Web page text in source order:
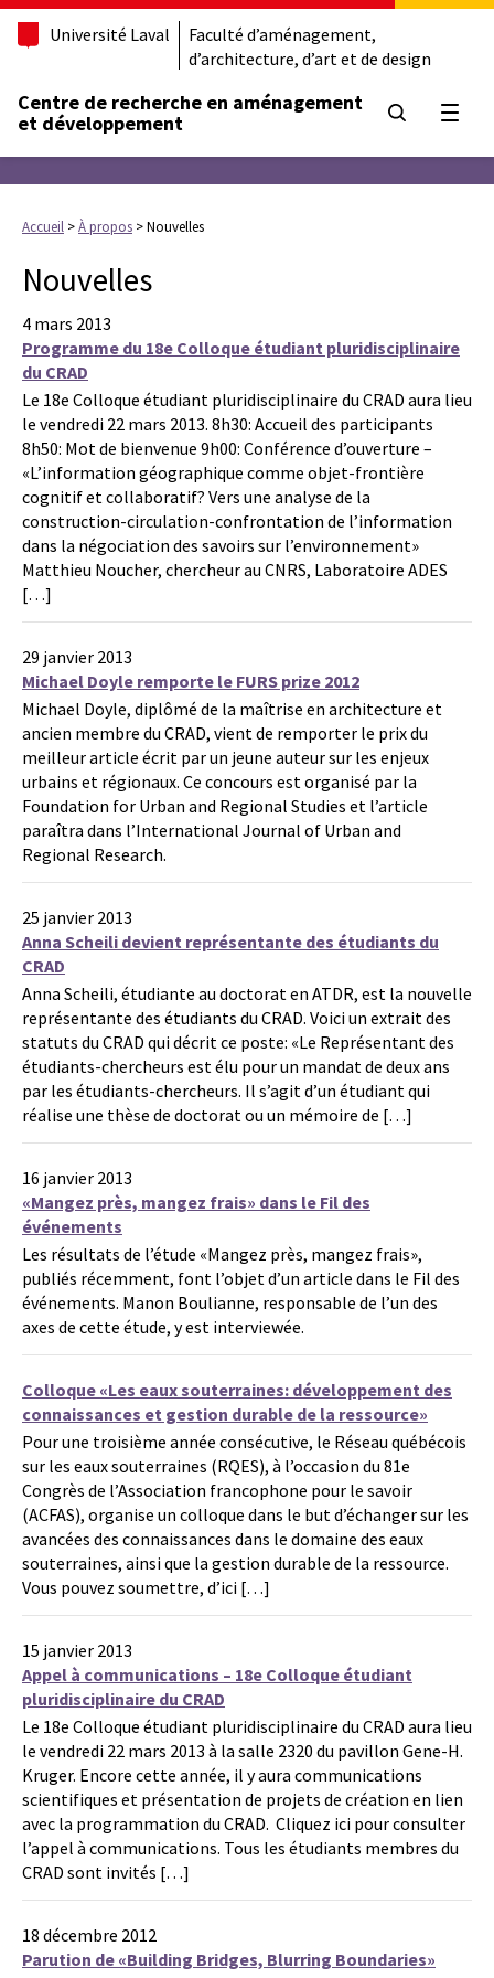
Université Laval
Faculté d’aménagement,
d’architecture, d’art et de design
Centre de recherche en aménagement
et développement
Accueil >À propos >Nouvelles
Nouvelles
4 mars 2013
Programme du 18e Colloque étudiant pluridisciplinaire
du CRAD
Le 18e Colloque étudiant pluridisciplinaire du CRAD aura lieu
le vendredi 22 mars 2013. 8h30: Accueil des participants
8h50: Mot de bienvenue 9h00: Conférence d’ouverture –
«L’information géographique comme objet-frontière
cognitif et collaboratif? Vers une analyse de la
construction-circulation-confrontation de l’information
dans la négociation des savoirs sur l’environnement»
Matthieu Noucher, chercheur au CNRS, Laboratoire ADES
[…]
29 janvier 2013
Michael Doyle remporte le FURS prize 2012
Michael Doyle, diplômé de la maîtrise en architecture et
ancien membre du CRAD, vient de remporter le prix du
meilleur article écrit par un jeune auteur sur les enjeux
urbains et régionaux. Ce concours est organisé par la
Foundation for Urban and Regional Studies et l’article
paraîtra dans l’International Journal of Urban and
Regional Research.
25 janvier 2013
Anna Scheili devient représentante des étudiants du
CRAD
Anna Scheili, étudiante au doctorat en ATDR, est la nouvelle
représentante des étudiants du CRAD. Voici un extrait des
statuts du CRAD qui décrit ce poste: «Le Représentant des
étudiants-chercheurs est élu pour un mandat de deux ans
par les étudiants-chercheurs. Il s’agit d’un étudiant qui
réalise une thèse de doctorat ou un mémoire de […]
16 janvier 2013
«Mangez près, mangez frais» dans le Fil des
événements
Les résultats de l’étude «Mangez près, mangez frais»,
publiés récemment, font l’objet d’un article dans le Fil des
événements. Manon Boulianne, responsable de l’un des
axes de cette étude, y est interviewée.
Colloque «Les eaux souterraines: développement des
connaissances et gestion durable de la ressource»
Pour une troisième année consécutive, le Réseau québécois
sur les eaux souterraines (RQES), à l’occasion du 81e
Congrès de l’Association francophone pour le savoir
(ACFAS), organise un colloque dans le but d’échanger sur les
avancées des connaissances dans le domaine des eaux
souterraines, ainsi que la gestion durable de la ressource.
Vous pouvez soumettre, d’ici […]
15 janvier 2013
Appel à communications – 18e Colloque étudiant
pluridisciplinaire du CRAD
Le 18e Colloque étudiant pluridisciplinaire du CRAD aura lieu
le vendredi 22 mars 2013 à la salle 2320 du pavillon Gene-H.
Kruger. Encore cette année, il y aura communications
scientifiques et présentation de projets de création en lien
avec la programmation du CRAD. Cliquez ici pour consulter
l’appel à communications. Tous les étudiants membres du
CRAD sont invités […]
18 décembre 2012
Parution de «Building Bridges, Blurring Boundaries»